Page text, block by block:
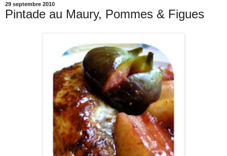
29 septembre 2010
Pintade au Maury, Pommes & Figues